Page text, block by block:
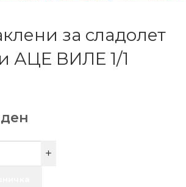
за сладолет
АЦЕ ВИЛЕ 1/1
ден